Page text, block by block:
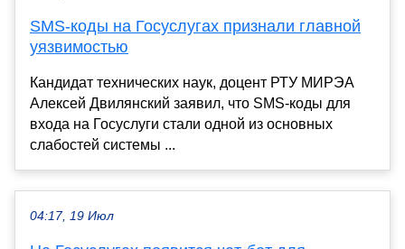
SMS-коды на Госуслугах признали главной
уязвимостью
Кандидат технических наук, доцент РТУ МИРЭА
Алексей Двилянский заявил, что SMS-коды для
входа на Госуслуги стали одной из основных
слабостей системы ...
04:17, 19 Июл